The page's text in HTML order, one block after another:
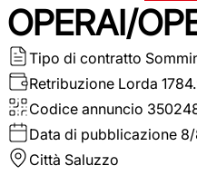
OPERAI/
Tipo di contratto
Retribuzione Lorda
Codice annuncio
Data di pubblicazione
Città Saluzzo